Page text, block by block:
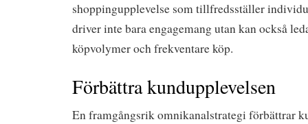
shoppingupplevelse som tillfredsställer
driver inte bara engagemang utan kan också
köpvolymer och frekventare köp.
Förbättra kundupplevelsen
En framgångsrik omnikanalstrategi förbättrar